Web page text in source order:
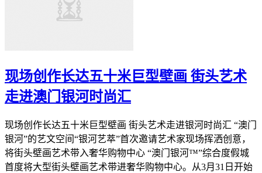
现场创作长达五十米巨型壁画 街头艺术
走进澳门银河时尚汇
现场创作长达五十米巨型壁画 街头艺术走进银河时尚汇 “澳门
银河”的艺文空间“银河艺萃”首次邀请艺术家现场挥洒创意，
将街头壁画艺术带入奢华购物中心 “澳门银河™”综合度假城
首度将大型街头壁画艺术带进奢华购物中心。从3月31日开始